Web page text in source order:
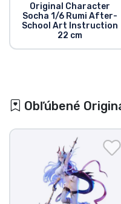
Original Character
Socha 1/6 Rumi After-
School Art Instruction
22 cm
Obľúbené